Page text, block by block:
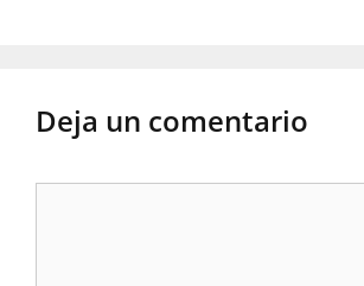
Deja un comentario